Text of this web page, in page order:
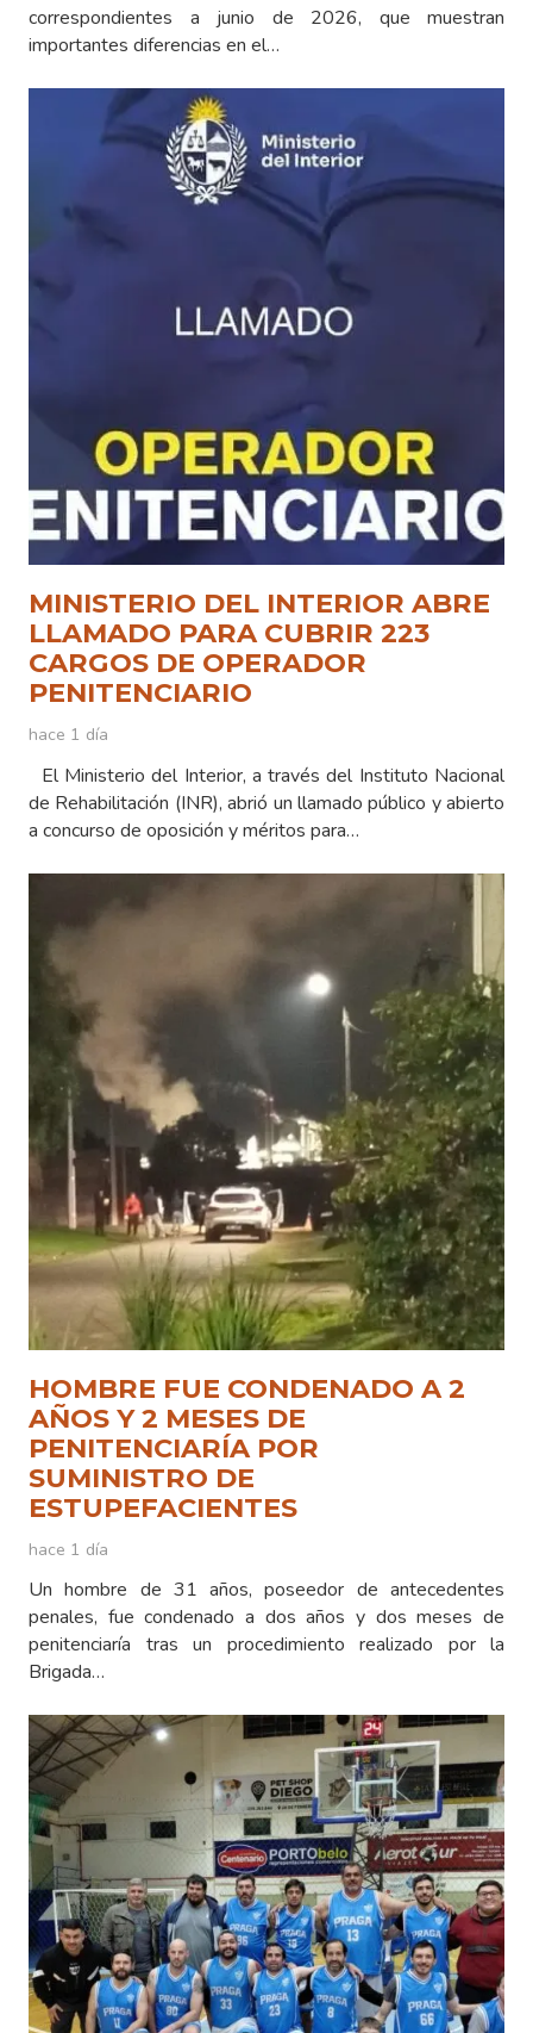
correspondientes a junio de 2026, que muestran
importantes diferencias en el…
MINISTERIO DEL INTERIOR ABRE
LLAMADO PARA CUBRIR 223
CARGOS DE OPERADOR
PENITENCIARIO
hace 1 día
El Ministerio del Interior, a través del Instituto Nacional
de Rehabilitación (INR), abrió un llamado público y abierto
a concurso de oposición y méritos para…
HOMBRE FUE CONDENADO A 2
AÑOS Y 2 MESES DE
PENITENCIARÍA POR
SUMINISTRO DE
ESTUPEFACIENTES
hace 1 día
Un hombre de 31 años, poseedor de antecedentes
penales, fue condenado a dos años y dos meses de
penitenciaría tras un procedimiento realizado por la
Brigada…